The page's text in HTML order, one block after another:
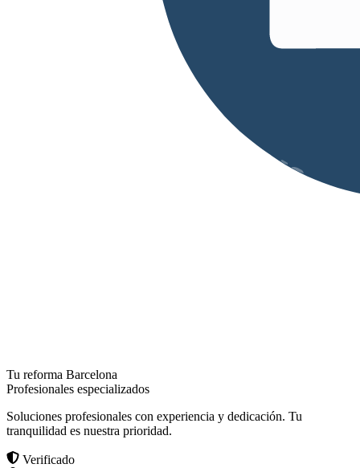
Tu reforma Barcelona
Profesionales especializados
Soluciones profesionales con experiencia y dedicación. Tu
tranquilidad es nuestra prioridad.
Verificado